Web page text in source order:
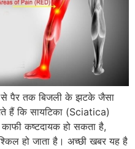
पैर तक बिजली के झटके जैसा
हैं कि सायटिका (Sciatica)
काफी कष्टदायक हो सकता है,
हो जाता है। अच्छी खबर यह है